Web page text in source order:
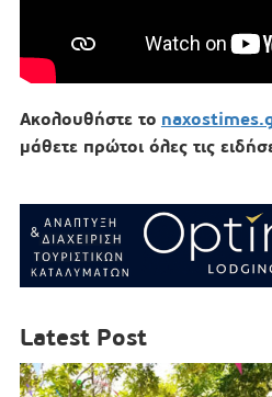
Ακολουθήστε το
μάθετε πρώτοι όλες τις
Latest Post